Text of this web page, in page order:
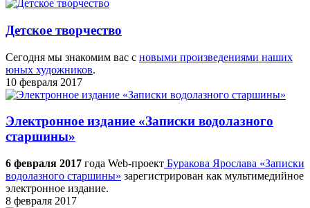
Детское творчество
Сегодня мы знакомим вас с новыми произведениями наших
юных художников.
10 февраля 2017
Электронное издание «Записки водолазного
старшины»
6 февраля 2017 года Web-проект Буракова Ярослава «Записки
водолазного старшины» зарегистрирован как мультимедийное
электронное издание.
8 февраля 2017